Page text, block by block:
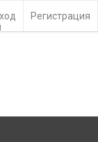
Регистрация